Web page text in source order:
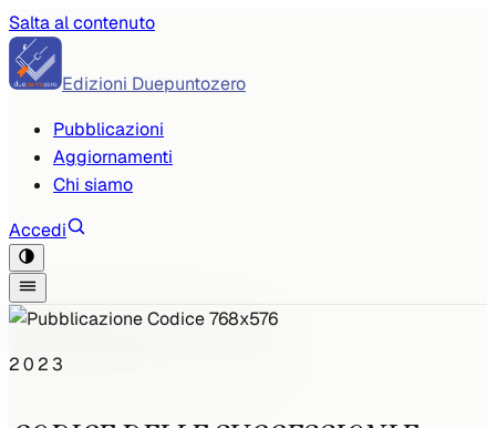
Salta al contenuto
Edizioni Duepuntozero
Pubblicazioni
Aggiornamenti
Chi siamo
Accedi
2023